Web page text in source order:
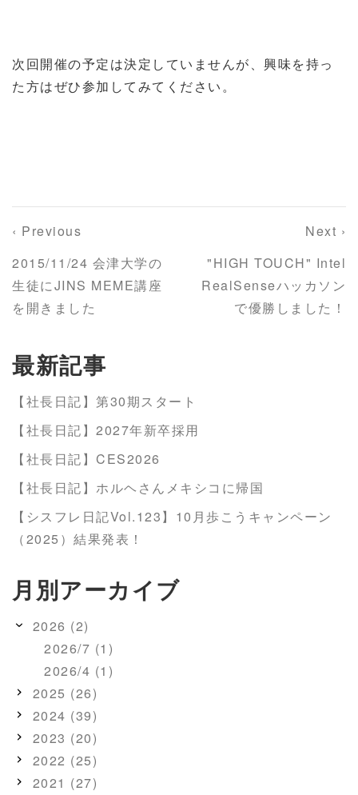
次回開催の予定は決定していませんが、興味を持っ
た方はぜひ参加してみてください。
‹ Previous
2015/11/24 会津大学の
生徒にJINS MEME講座
を開きました
Next ›
"HIGH TOUCH" Intel
RealSenseハッカソン
で優勝しました！
最新記事
【社長日記】第30期スタート
【社長日記】2027年新卒採用
【社長日記】CES2026
【社長日記】ホルヘさんメキシコに帰国
【シスフレ日記Vol.123】10月歩こうキャンペーン
（2025）結果発表！
月別アーカイブ
2026 (2)
2026/7 (1)
2026/4 (1)
2025 (26)
2024 (39)
2023 (20)
2022 (25)
2021 (27)